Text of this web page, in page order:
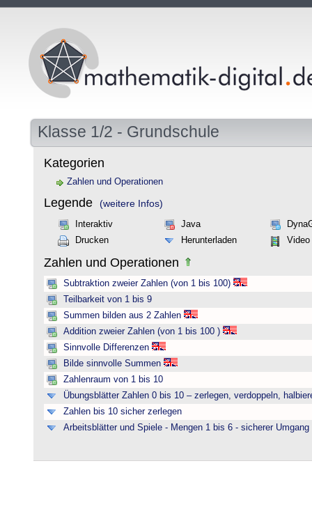
Klasse 1/2 - Grundschule
Kategorien
Zahlen und Operationen
Legende (weitere Infos)
Interaktiv Java
Drucken
Herunterladen Video
Zahlen und Operationen
Subtraktion zweier Zahlen (von 1 bis 100)
Teilbarkeit von 1 bis 9
Summen bilden aus 2 Zahlen
Addition zweier Zahlen (von 1 bis 100 )
Sinnvolle Differenzen
Bilde sinnvolle Summen
Zahlenraum von 1 bis 10
Übungsblätter Zahlen 0 bis 10 – zerlegen, verdoppeln,
Zahlen bis 10 sicher zerlegen
Arbeitsblätter und Spiele - Mengen 1 bis 6 - sicherer Umgang